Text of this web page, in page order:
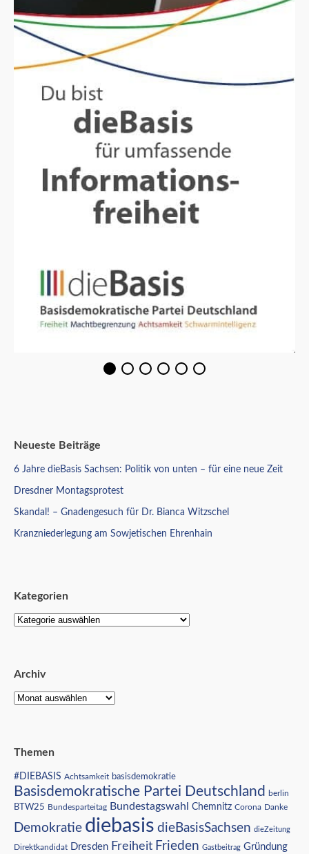
Neueste Beiträge
6 Jahre dieBasis Sachsen: Politik von unten – für eine neue Zeit
Dresdner Montagsprotest
Skandal! – Gnadengesuch für Dr. Bianca Witzschel
Kranzniederlegung am Sowjetischen Ehrenhain
Kategorien
Archiv
Themen
#DIEBASIS Achtsamkeit basisdemokratie
Basisdemokratische Partei Deutschland berlin
BTW25 Bundesparteitag Bundestagswahl Chemnitz Corona Danke
Demokratie diebasis dieBasisSachsen dieZeitung
Direktkandidat Dresden Freiheit Frieden Gastbeitrag Gründung